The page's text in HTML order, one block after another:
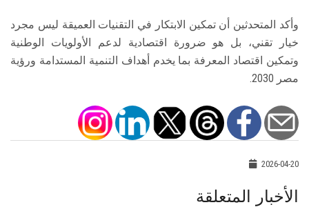
وأكد المتحدثين أن تمكين الابتكار في التقنيات العميقة ليس مجرد
خيار تقني، بل هو ضرورة اقتصادية لدعم الأولويات الوطنية
وتمكين اقتصاد المعرفة بما يخدم أهداف التنمية المستدامة ورؤية
مصر 2030.
2026-04-20
الأخبار المتعلقة